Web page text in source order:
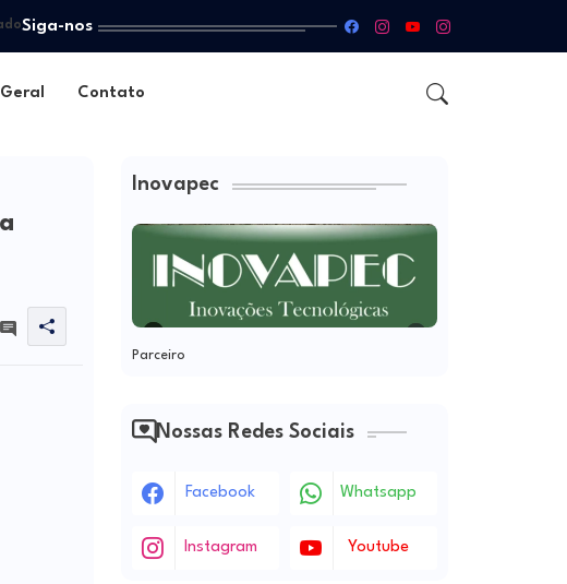
Siga-nos
Geral Contato
Inovapec
Parceiro
Nossas Redes Sociais
Facebook Whatsapp
Instagram Youtube